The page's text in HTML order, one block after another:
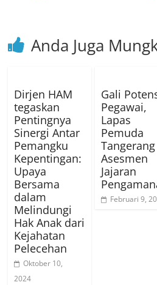
Anda Juga
Dirjen HAM
tegaskan
Pentingnya
Sinergi Antar
Pemangku
Kepentingan:
Upaya
Bersama
dalam
Melindungi
Hak Anak dari
Kejahatan
Pelecehan
Oktober 10,
2024
Gali
Pegawai,
Lapas
Pemuda
Tangerang
Asesmen
Jajaran
Februari 9,